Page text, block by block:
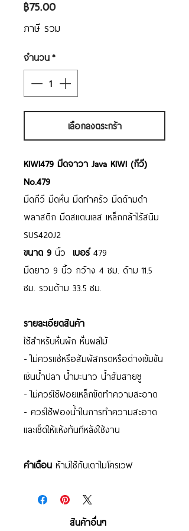
฿75.00ราคา
ภาษี รวม
จำนวน*
เลือกลงตระกร้า
KIWI479 มีดจาวา Java KIWI (กีวี)
No.479
มีดกีวี มีดหั่น มีดทำครัว มีดด้ามดำ
พลาสติก มีดสแตนเลส เหล็กกล้าไร้สนิม
SUS420J2
ขนาด 9 นิ้ว เบอร์479
มีดยาว 9 นิ้ว กว้าง 4 ซม. ด้าม 11.5
ซม. รวมด้าม 33.5 ซม.
รายละเอียดสินค้า
ใช้สำหรับหั่นผัก หั่นผลไม้
- ไม่ควรแช่หรือสัมผัสกรดหรือด่างเข้มข้น
เช่นน้ำปลา น้ำมะนาว น้ำส้มสายชู
- ไม่ควรใช้ฝอยเหล็กขัดทำความสะอาด
- ควรใช้ฟองน้ำในการทำความสะอาด
และเช็ดให้แห้งทันทีหลังใช้งาน
คำเตือน ห้ามใช้กับเตาไมโครเวฟ
สินค้าอื่นๆ